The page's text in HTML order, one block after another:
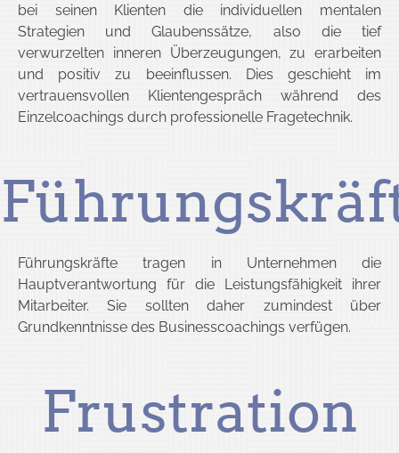
bei seinen Klienten die individuellen mentalen
Strategien und Glaubenssätze, also die tief
verwurzelten inneren Überzeugungen, zu erarbeiten
und positiv zu beeinflussen. Dies geschieht im
vertrauensvollen Klientengespräch während des
Einzelcoachings durch professionelle Fragetechnik.
Führungskräfte tragen in Unternehmen die
Hauptverantwortung für die Leistungsfähigkeit ihrer
Mitarbeiter. Sie sollten daher zumindest über
Grundkenntnisse des Businesscoachings verfügen.
Frustration